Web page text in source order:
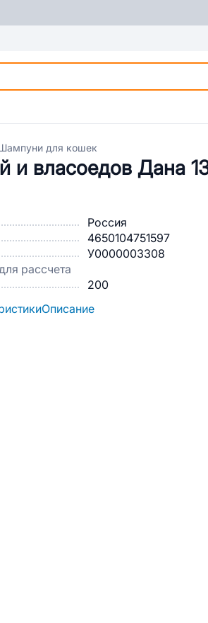
для кошек
и власоедов Дана
Россия
4650104751597
У0000003308
рассчета
200
Описание